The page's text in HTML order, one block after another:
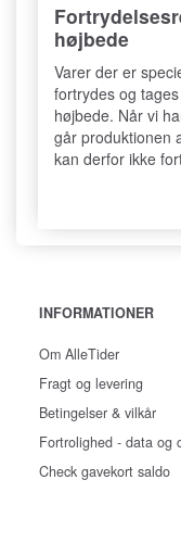
højbede
Varer der er
fortrydes og
højbede. Når vi
går produktionen
kan derfor ikke
INFORMATIONER
Om AlleTider
Fragt og levering
Betingelser & vilkår
Fortrolighed - data og
Check gavekort saldo